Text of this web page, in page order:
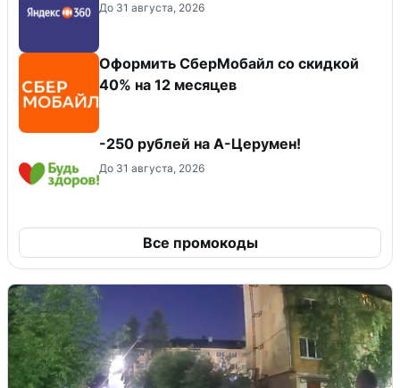
До 31 августа, 2026
Оформить СберМобайл со скидкой
40% на 12 месяцев
-250 рублей на А-Церумен!
До 31 августа, 2026
Все промокоды